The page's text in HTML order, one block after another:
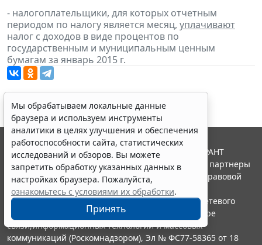
- налогоплательщики, для которых отчетным
периодом по налогу является месяц, уплачивают
налог с доходов в виде процентов по
государственным и муниципальным ценным
бумагам за январь 2015 г.
Мы обрабатываем локальные данные
браузера и используем инструменты
аналитики в целях улучшения и обеспечения
работоспособности сайта, статистических
исследований и обзоров. Вы можете
запретить обработку указанных данных в
настройках браузера. Пожалуйста,
ознакомьтесь с условиями их обработки.
Принять
© ООО "НПП "ГАРАНТ-СЕРВИС", 2026. Система ГАРАНТ
выпускается с 1990 года. Компания "Гарант" и ее партнеры
являются участниками Российской ассоциации правовой
информации ГАРАНТ.
Портал ГАРАНТ.РУ зарегистрирован в качестве сетевого
издания Федеральной службой по надзору в сфере
связи,информационных технологий и массовых
коммуникаций (Роскомнадзором), Эл № ФС77-58365 от 18